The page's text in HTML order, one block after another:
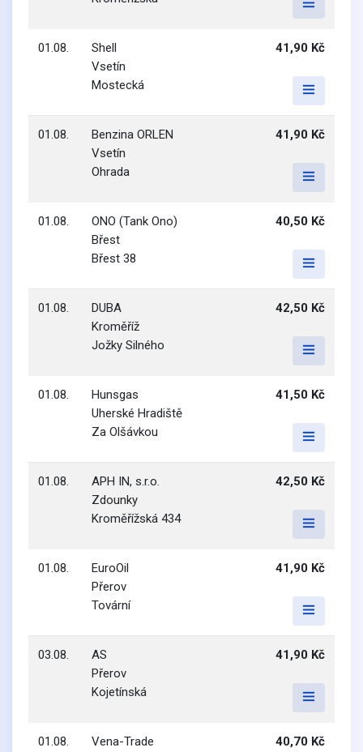
01.08.
Shell
Vsetín
Mostecká
41,90 Kč
01.08.
Benzina ORLEN
Vsetín
Ohrada
41,90 Kč
01.08.
ONO (Tank Ono)
Břest
Břest 38
40,50 Kč
01.08.
DUBA
Kroměříž
Jožky Silného
42,50 Kč
01.08.
Hunsgas
Uherské Hradiště
Za Olšávkou
41,50 Kč
01.08.
APH IN, s.r.o.
Zdounky
Kroměřížská 434
42,50 Kč
01.08.
EuroOil
Přerov
Tovární
41,90 Kč
03.08.
AS
Přerov
Kojetínská
41,90 Kč
01.08.
Vena-Trade
40,70 Kč